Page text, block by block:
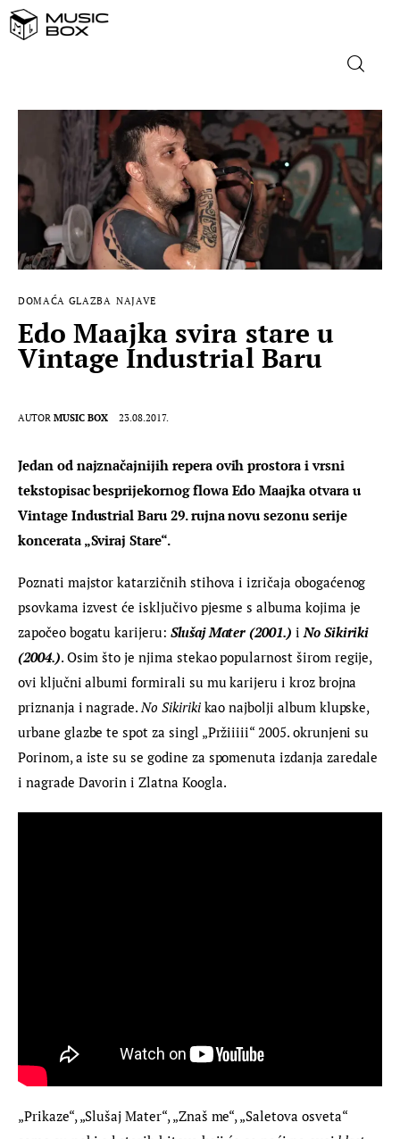
NASLOVNICA
DOMAĆA GLAZBA
STRANA GLAZBA
FILM
MUSIC BOX
DOMAĆA GLAZBA NAJAVE
Edo Maajka svira stare u
Vintage Industrial Baru
AUTOR MUSIC BOX 23.08.2017.
Jedan od najznačajnijih repera ovih prostora i vrsni
tekstopisac besprijekornog flowa Edo Maajka otvara u
Vintage Industrial Baru 29. rujna novu sezonu serije
koncerata „Sviraj Stare“.
Poznati majstor katarzičnih stihova i izričaja obogaćenog
psovkama izvest će isključivo pjesme s albuma kojima je
započeo bogatu karijeru: Slušaj Mater (2001.) i No Sikiriki
(2004.). Osim što je njima stekao popularnost širom regije,
ovi ključni albumi formirali su mu karijeru i kroz brojna
priznanja i nagrade. No Sikiriki kao najbolji album klupske,
urbane glazbe te spot za singl „Pržiiiii“ 2005. okrunjeni su
Porinom, a iste su se godine za spomenuta izdanja zaredale
i nagrade Davorin i Zlatna Koogla.
„Prikaze“, „Slušaj Mater“, „Znaš me“, „Saletova osveta“